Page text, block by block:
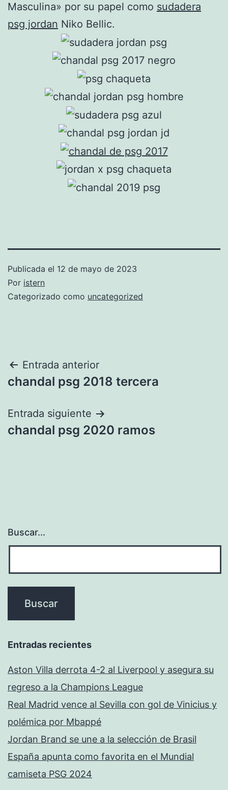
Masculina» por su papel como sudadera
psg jordan Niko Bellic.
Publicada el 12 de mayo de 2023
Por istern
Categorizado como uncategorized
Navegación
de
entradas
Entrada anterior
chandal psg 2018 tercera
Entrada siguiente
chandal psg 2020 ramos
Buscar...
Entradas recientes
Aston Villa derrota 4-2 al Liverpool y asegura su
regreso a la Champions League
Real Madrid vence al Sevilla con gol de Vinicius y
polémica por Mbappé
Jordan Brand se une a la selección de Brasil
España apunta como favorita en el Mundial
camiseta PSG 2024